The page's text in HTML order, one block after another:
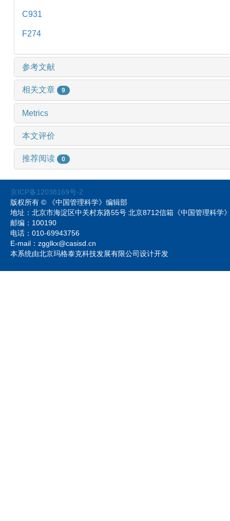
C931
F274
参考文献
相关文章 9
Metrics
本文评价
推荐阅读 0
京ICP备12038169号-2
版权所有 © 《中国管理科学》编辑部
地址：北京市海淀区中关村东路55号 北京8712信箱《中国管理科
邮编：100190
电话：010-69943756
E-mail：zgglkx@casisd.cn
本系统由北京玛格泰克科技发展有限公司设计开发